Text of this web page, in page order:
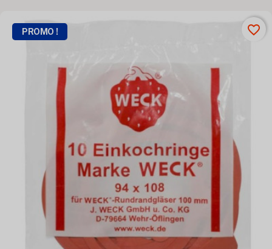
PROMO ! favorite_border